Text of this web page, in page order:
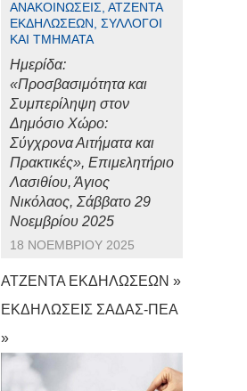
ΑΝΑΚΟΙΝΏΣΕΙΣ, ΑΤΖΈΝΤΑ
ΕΚΔΗΛΏΣΕΩΝ, ΣΎΛΛΟΓΟΙ
ΚΑΙ ΤΜΉΜΑΤΑ
Ημερίδα:
«Προσβασιμότητα και
Συμπερίληψη στον
Δημόσιο Χώρο:
Σύγχρονα Αιτήματα και
Πρακτικές», Επιμελητήριο
Λασιθίου, Άγιος
Νικόλαος, Σάββατο 29
Νοεμβρίου 2025
18 ΝΟΕΜΒΡΊΟΥ 2025
ΑΤΖΕΝΤΑ ΕΚΔΗΛΩΣΕΩΝ »
ΕΚΔΗΛΩΣΕΙΣ ΣΑΔΑΣ-ΠΕΑ
»